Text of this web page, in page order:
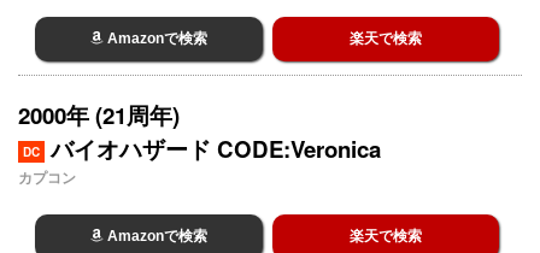
Amazonで検索 楽天で検索
2000年 (21周年)
DC バイオハザード CODE:Veronica
カプコン
Amazonで検索 楽天で検索